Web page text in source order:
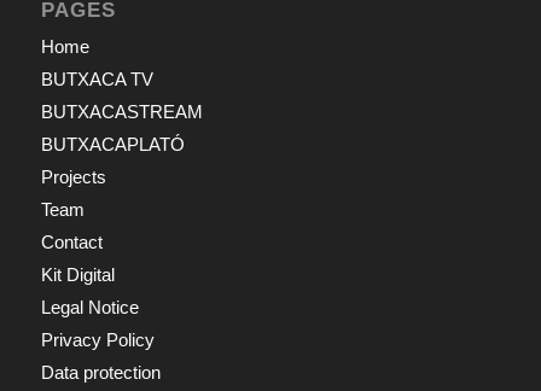
PAGES
Home
BUTXACA TV
BUTXACASTREAM
BUTXACAPLATÓ
Projects
Team
Contact
Kit Digital
Legal Notice
Privacy Policy
Data protection